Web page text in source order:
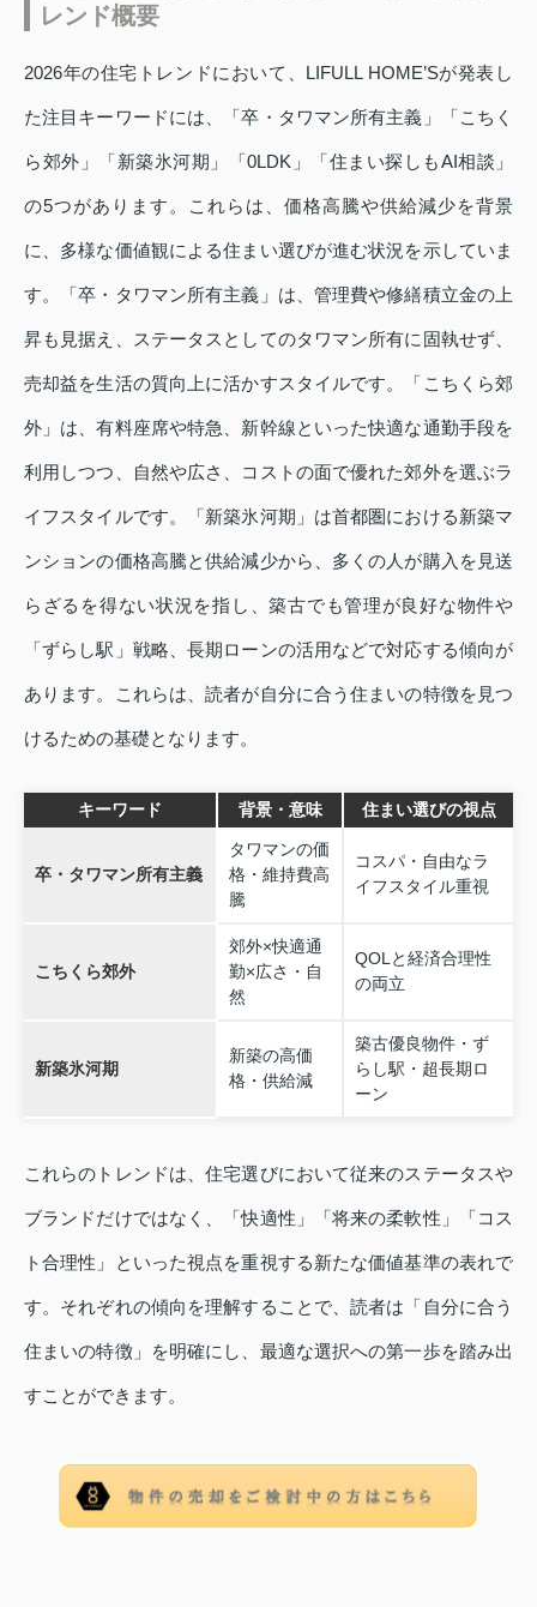
レンド概要
2026年の住宅トレンドにおいて、LIFULL HOME’Sが発表し
た注目キーワードには、「卒・タワマン所有主義」「こちく
ら郊外」「新築氷河期」「0LDK」「住まい探しもAI相談」
の5つがあります。これらは、価格高騰や供給減少を背景
に、多様な価値観による住まい選びが進む状況を示していま
す。「卒・タワマン所有主義」は、管理費や修繕積立金の上
昇も見据え、ステータスとしてのタワマン所有に固執せず、
売却益を生活の質向上に活かすスタイルです。「こちくら郊
外」は、有料座席や特急、新幹線といった快適な通勤手段を
利用しつつ、自然や広さ、コストの面で優れた郊外を選ぶラ
イフスタイルです。「新築氷河期」は首都圏における新築マ
ンションの価格高騰と供給減少から、多くの人が購入を見送
らざるを得ない状況を指し、築古でも管理が良好な物件や
「ずらし駅」戦略、長期ローンの活用などで対応する傾向が
あります。これらは、読者が自分に合う住まいの特徴を見つ
けるための基礎となります。
キーワード 背景・意味 住まい選びの視点
卒・タワマン所有主義
タワマンの価
格・維持費高
騰
コスパ・自由なラ
イフスタイル重視
こちくら郊外
郊外×快適通
勤×広さ・自
然
QOLと経済合理性
の両立
新築氷河期
新築の高価
格・供給減
築古優良物件・ず
らし駅・超長期ロ
ーン
これらのトレンドは、住宅選びにおいて従来のステータスや
ブランドだけではなく、「快適性」「将来の柔軟性」「コス
ト合理性」といった視点を重視する新たな価値基準の表れで
す。それぞれの傾向を理解することで、読者は「自分に合う
住まいの特徴」を明確にし、最適な選択への第一歩を踏み出
すことができます。